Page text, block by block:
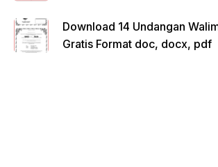
Download 14 Undangan
Gratis Format doc, docx, pdf